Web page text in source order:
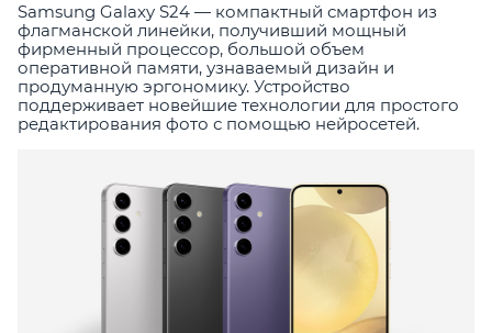
Samsung Galaxy S24 — компактный смартфон из
флагманской линейки, получивший мощный
фирменный процессор, большой объем
оперативной памяти, узнаваемый дизайн и
продуманную эргономику. Устройство
поддерживает новейшие технологии для простого
редактирования фото с помощью нейросетей.